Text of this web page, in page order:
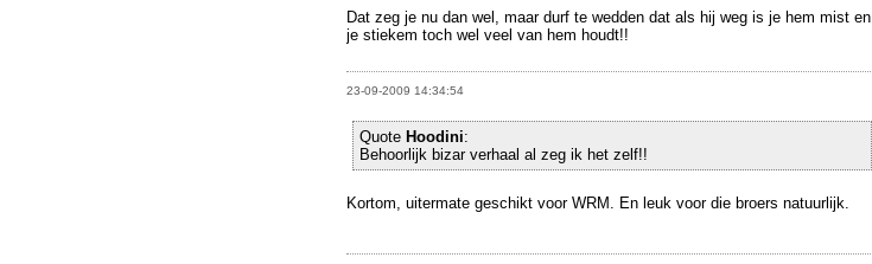
Dat zeg je nu dan wel, maar durf te wedden dat als hij weg is je hem mist en
je stiekem toch wel veel van hem houdt!!
23-09-2009 14:34:54
Quote Hoodini:
Behoorlijk bizar verhaal al zeg ik het zelf!!
Kortom, uitermate geschikt voor WRM. En leuk voor die broers natuurlijk.